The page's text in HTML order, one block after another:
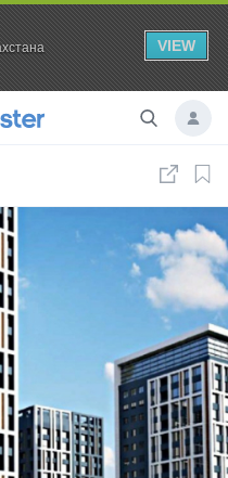
VIEW